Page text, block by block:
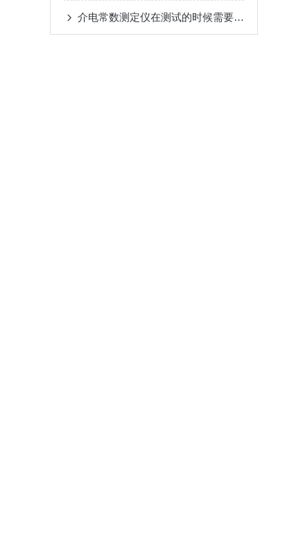
介电常数测定仪在测试的时候需要注意这6点事项